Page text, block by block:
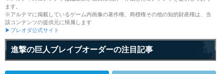
ます。
※アルテマに掲載しているゲーム内画像の著作権、商標権その他の知的財産権は、当
該コンテンツの提供元に帰属します
▶ブレオダ公式サイト
進撃の巨人ブレイブオーダーの注目記事